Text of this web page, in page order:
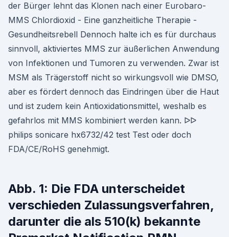
der Bürger lehnt das Klonen nach einer Eurobaro-
MMS Chlordioxid - Eine ganzheitliche Therapie -
Gesundheitsrebell Dennoch halte ich es für durchaus
sinnvoll, aktiviertes MMS zur äußerlichen Anwendung
von Infektionen und Tumoren zu verwenden. Zwar ist
MSM als Trägerstoff nicht so wirkungsvoll wie DMSO,
aber es fördert dennoch das Eindringen über die Haut
und ist zudem kein Antioxidationsmittel, weshalb es
gefahrlos mit MMS kombiniert werden kann. ᐅᐅ
philips sonicare hx6732/42 test Test oder doch
FDA/CE/RoHS genehmigt.
Abb. 1: Die FDA unterscheidet
verschieden Zulassungsverfahren,
darunter die als 510(k) bekannte